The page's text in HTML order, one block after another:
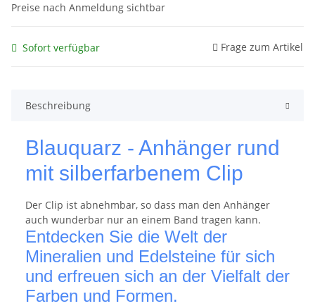
Preise nach Anmeldung sichtbar
Sofort verfügbar Frage zum Artikel
Beschreibung
Blauquarz - Anhänger rund
mit silberfarbenem Clip
Der Clip ist abnehmbar, so dass man den Anhänger
auch wunderbar nur an einem Band tragen kann.
Entdecken Sie die Welt der
Mineralien und Edelsteine für sich
und erfreuen sich an der Vielfalt der
Farben und Formen.